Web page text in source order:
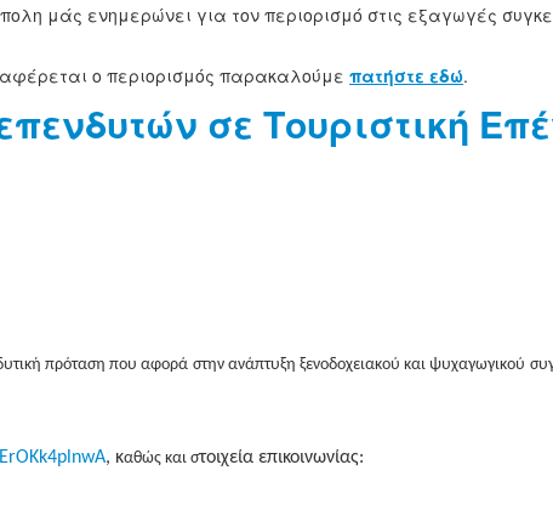
μάς ενημερώνει για τον περιορισμό στις εξαγωγές
ο περιορισμός παρακαλούμε πατήστε εδώ.
σε Τουριστική
πρόταση που αφορά στην ανάπτυξηξενοδοχειακού και ψυχαγωγικού
, καθώς και στοιχεία επικοινωνίας: